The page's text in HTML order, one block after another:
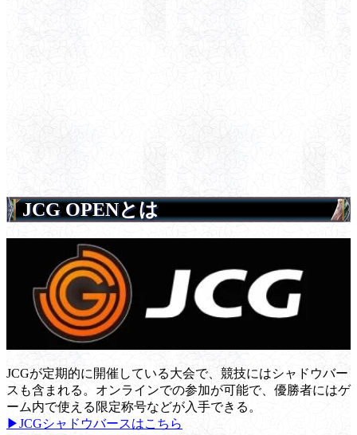
JCG OPENとは
JCGが定期的に開催している大会で、競技にはシャドウバー
スも含まれる。オンラインでの参加が可能で、優勝者にはゲ
ーム内で使える限定称号などが入手できる。
▶JCGシャドウバースはこちら